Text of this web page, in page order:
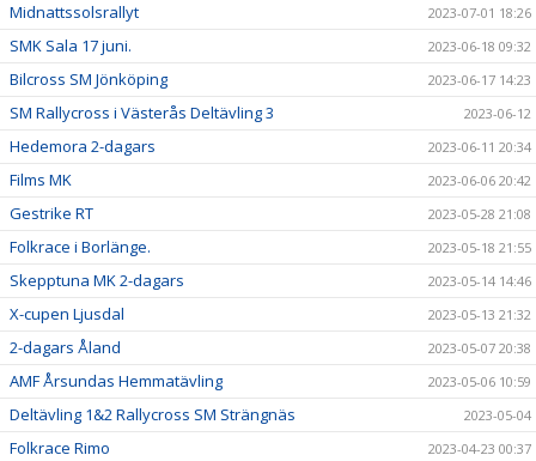
Midnattssolsrallyt 2023-07-01 18:26
SMK Sala 17 juni. 2023-06-18 09:32
Bilcross SM Jönköping 2023-06-17 14:23
SM Rallycross i Västerås Deltävling 3 2023-06-12
Hedemora 2-dagars 2023-06-11 20:34
Films MK 2023-06-06 20:42
Gestrike RT 2023-05-28 21:08
Folkrace i Borlänge. 2023-05-18 21:55
Skepptuna MK 2-dagars 2023-05-14 14:46
X-cupen Ljusdal 2023-05-13 21:32
2-dagars Åland 2023-05-07 20:38
AMF Årsundas Hemmatävling 2023-05-06 10:59
Deltävling 1&2 Rallycross SM Strängnäs 2023-05-04
Folkrace Rimo 2023-04-23 00:37